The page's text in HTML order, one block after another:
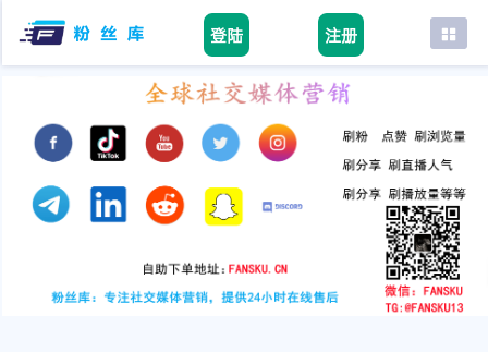
登陆 注册
首页
tiktok
youtube
instagram